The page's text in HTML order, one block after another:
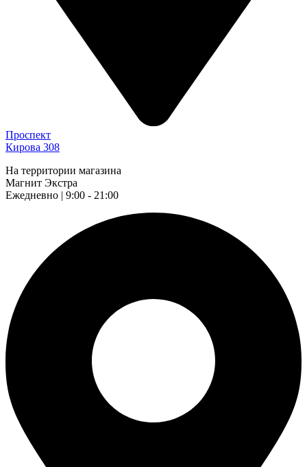
Проспект
Кирова 308
На территории магазина
Магнит Экстра
Ежедневно | 9:00 - 21:00